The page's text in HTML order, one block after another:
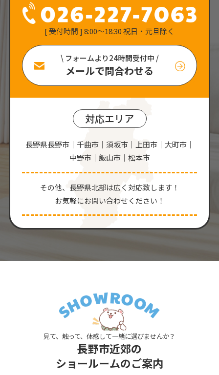
[ 受付時間 ] 8:00〜18:30 祝日・元旦除く
\ フォームより24時間受付中 /
メールで問合わせる
対応エリア
長野県長野市｜千曲市｜須坂市｜上田市｜大町市｜
中野市｜飯山市｜松本市
その他、⻑野県北部は広く対応致します！
お気軽にお問い合わせください！
見て、触って、体感して一緒に選びませんか？
長野市近郊の
ショールームのご案内